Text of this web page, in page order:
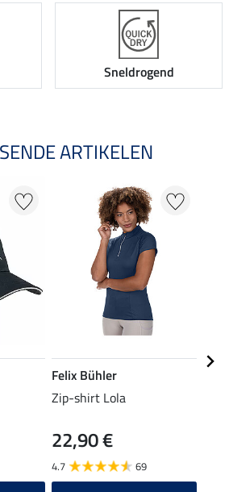
Sneldrogend
ARTIKELEN
Felix Bühler
Zip-shirt Lola
22,90 €
4.7 69